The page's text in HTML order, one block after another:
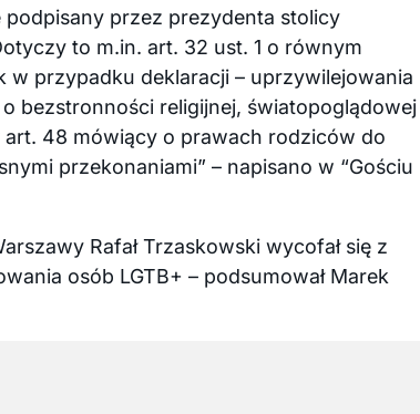
podpisany przez prezydenta stolicy
to m.in. art. 32 ust. 1 o równym
w przypadku deklaracji – uprzywilejowania
bezstronności religijnej, światopoglądowej
48 mówiący o prawach rodziców do
przekonaniami” – napisano w “Gościu
Rafał Trzaskowski wycofał się z
osób LGTB+ – podsumował Marek